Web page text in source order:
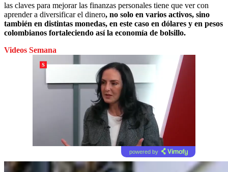
las claves para mejorar las finanzas personales tiene que ver con
aprender a diversificar el dinero, no solo en varios activos, sino
también en distintas monedas, en este caso en dólares y en pesos
colombianos fortaleciendo así la economía de bolsillo.
Videos Semana
powered by